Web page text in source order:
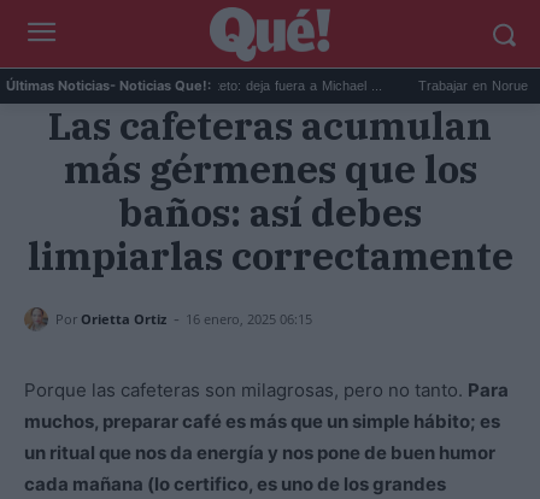
Últimas Noticias- Noticias Que!:
Devin Booker mejor quinteto: deja fuera a Michael ... Trabajar en Noruega:
Las cafeteras acumulan
más gérmenes que los
baños: así debes
limpiarlas correctamente
Por Orietta Ortiz - 16 enero, 2025 06:15
Porque las cafeteras son milagrosas, pero no tanto. Para
muchos, preparar café es más que un simple hábito; es
un ritual que nos da energía y nos pone de buen humor
cada mañana (lo certifico, es uno de los grandes